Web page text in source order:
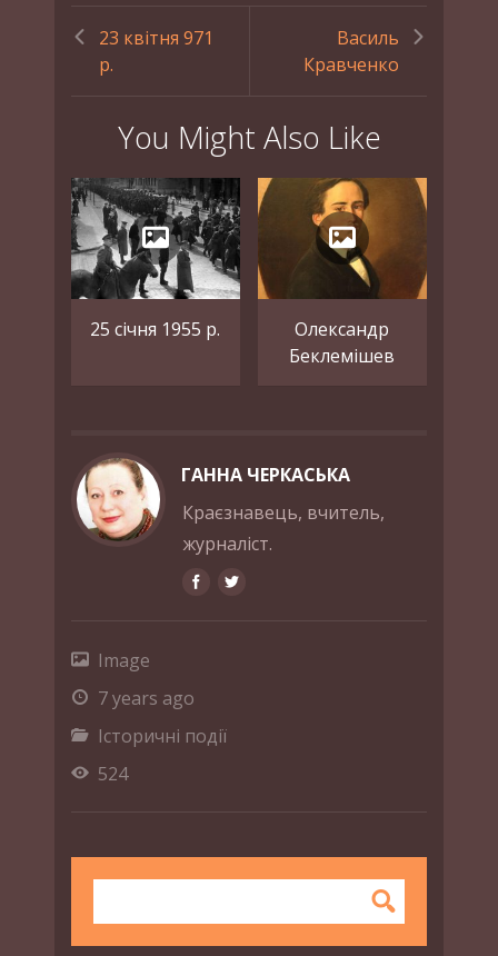
23 квітня 971
р.
Василь
Кравченко
You Might Also Like
25 січня 1955 р.
Олександр
Беклемішев
ГАННА ЧЕРКАСЬКА
Краєзнавець, вчитель,
журналіст.
Image
7 years ago
Історичні події
524